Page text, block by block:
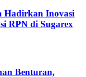
Hadirkan Inovasi
RPN di Sugarex
Benturan,